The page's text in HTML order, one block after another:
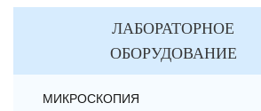
ЛАБОРАТОРНОЕ
ОБОРУДОВАНИЕ
МИКРОСКОПИЯ